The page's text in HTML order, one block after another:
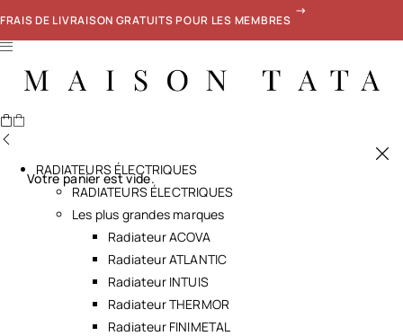
FRAIS DE LIVRAISON GRATUITS POUR LES MEMBRES
Votre panier est vide.
RADIATEURS ÉLECTRIQUES
RADIATEURS ÉLECTRIQUES
Les plus grandes marques
Radiateur ACOVA
Radiateur ATLANTIC
Radiateur INTUIS
Radiateur THERMOR
Radiateur FINIMETAL